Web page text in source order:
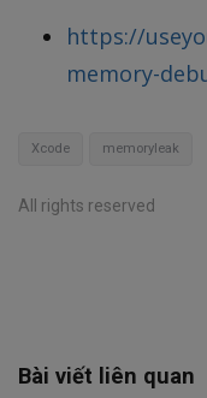
https://
memory-
Xcode memoryleak
All rights reserved
Bài viết liên quan